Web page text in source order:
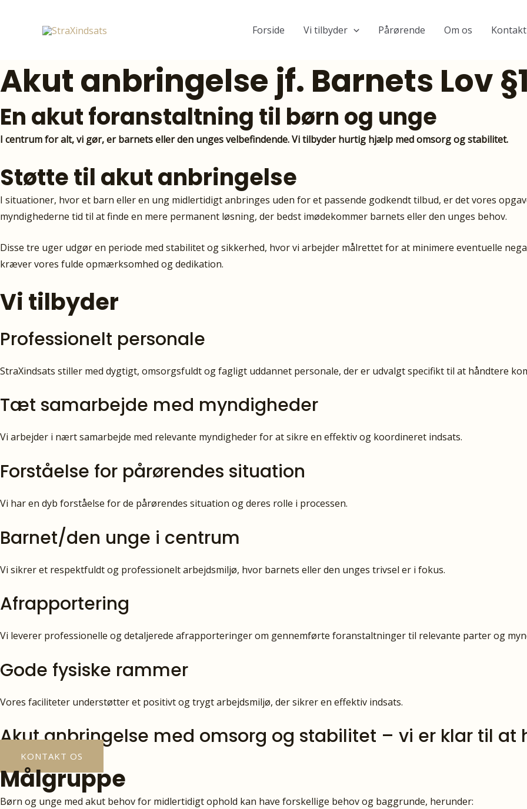
Forside Vi tilbyder Pårørende Om os Kontakt
Akut anbringelse jf. Barnets Lov
En akut foranstaltning til børn og unge
I centrum for alt, vi gør, er barnets eller den unges velbefindende. Vi tilbyder hurtig hjælp med omsorg og stabilitet.
Støtte til akut anbringelse
I situationer, hvor et barn eller en ung midlertidigt anbringes uden for et passende godkendt tilbud, er det vores
myndighederne tid til at finde en mere permanent løsning, der bedst imødekommer barnets eller den unges behov.
Disse tre uger udgør en periode med stabilitet og sikkerhed, hvor vi arbejder målrettet for at minimere eventuelle
kræver vores fulde opmærksomhed og dedikation.
Vi tilbyder
Professionelt personale
StraXindsats stiller med dygtigt, omsorgsfuldt og fagligt uddannet personale, der er udvalgt specifikt til at håndtere
Tæt samarbejde med myndigheder
Vi arbejder i nært samarbejde med relevante myndigheder for at sikre en effektiv og koordineret indsats.
Forståelse for pårørendes situation
Vi har en dyb forståelse for de pårørendes situation og deres rolle i processen.
Barnet/den unge i centrum
Vi sikrer et respektfuldt og professionelt arbejdsmiljø, hvor barnets eller den unges trivsel er i fokus.
Afrapportering
Vi leverer professionelle og detaljerede afrapporteringer om gennemførte foranstaltninger til relevante parter og
Gode fysiske rammer
Vores faciliteter understøtter et positivt og trygt arbejdsmiljø, der sikrer en effektiv indsats.
Akut anbringelse med omsorg og stabilitet – vi er klar til
KONTAKT OS
Målgruppe
Børn og unge med akut behov for midlertidigt ophold kan have forskellige behov og baggrunde, herunder: